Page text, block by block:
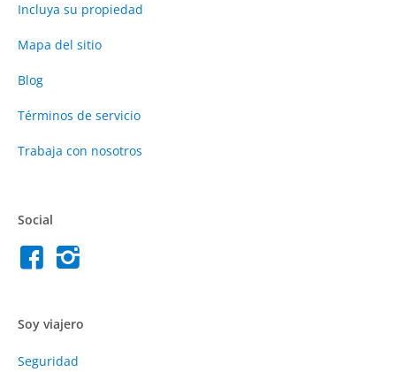
Incluya su propiedad
Mapa del sitio
Blog
Términos de servicio
Trabaja con nosotros
Social
Soy viajero
Seguridad